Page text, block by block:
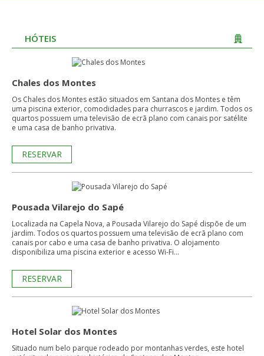
HÓTEIS
Chales dos Montes
Os Chales dos Montes estão situados em Santana dos Montes e têm
uma piscina exterior, comodidades para churrascos e jardim. Todos os
quartos possuem uma televisão de ecrã plano com canais por satélite
e uma casa de banho privativa.
RESERVAR
Pousada Vilarejo do Sapé
Localizada na Capela Nova, a Pousada Vilarejo do Sapé dispõe de um
jardim. Todos os quartos possuem uma televisão de ecrã plano com
canais por cabo e uma casa de banho privativa. O alojamento
disponibiliza uma piscina exterior e acesso Wi-Fi...
RESERVAR
Hotel Solar dos Montes
Situado num belo parque rodeado por montanhas verdes, este hotel